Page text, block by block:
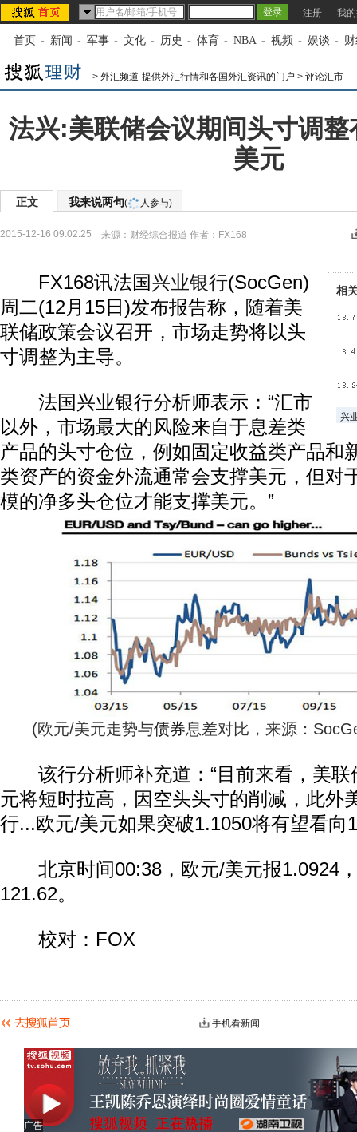
注册 我
首页 - 新闻 - 军事 - 文化 - 历史 - 体育 - NBA - 视频 - 娱谈 -
> 外汇频道-提供外汇行情和各国外汇资讯的门户 > 评论汇市
法兴:美联储会议期间头寸调
美元
正文 我来说两句( 人参与)
2015-12-16 09:02:25 来源： 财经综合报道 作者：FX168
相
兴
FX168讯法国兴业银行(SocGen)
周二(12月15日)发布报告称，随着美
联储政策会议召开，市场走势将以头
寸调整为主导。
法国兴业银行分析师表示：“汇市
以外，市场最大的风险来自于息差类
产品的头寸仓位，例如固定收益类产品和
类资产的资金外流通常会支撑美元，但对
模的净多头仓位才能支撑美元。”
(欧元/美元走势与债券息差对比，来源：
该行分析师补充道：“目前来看，美联
元将短时拉高，因空头头寸的削减，此外
行...欧元/美元如果突破1.1050将有望看向
北京时间00:38，欧元/美元报1.0924
121.62。
校对：FOX
手机看新闻
广告